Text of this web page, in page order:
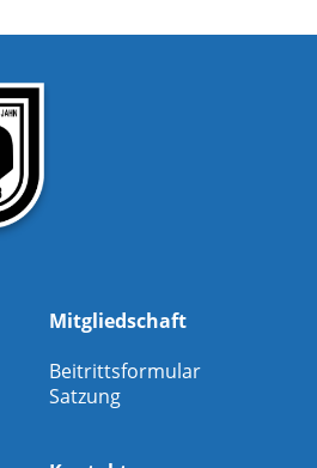
Mitgliedschaft
Beitrittsformular
Satzung